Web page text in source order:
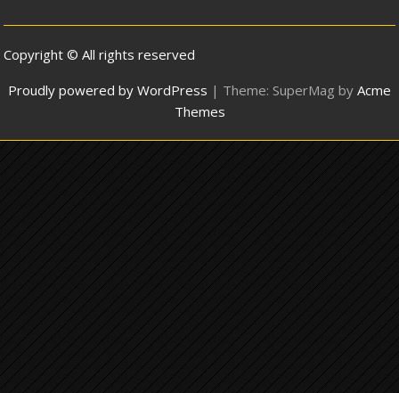
Copyright © All rights reserved
Proudly powered by WordPress | Theme: SuperMag by Acme
Themes